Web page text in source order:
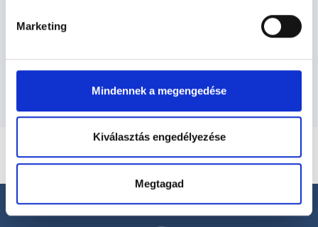
Marketing
Mindennek a megengedése
Kiválasztás engedélyezése
Megtagad
SZAKTERÜLETEK
Szolgáltatások